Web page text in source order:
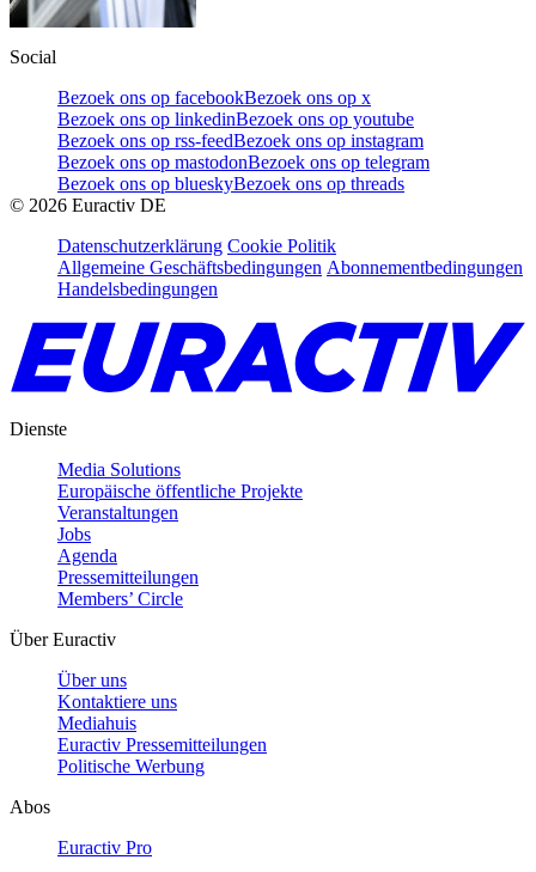
Social
Bezoek ons op facebookBezoek ons op x
Bezoek ons op linkedinBezoek ons op youtube
Bezoek ons op rss-feedBezoek ons op instagram
Bezoek ons op mastodonBezoek ons op telegram
Bezoek ons op blueskyBezoek ons op threads
© 2026 Euractiv DE
Datenschutzerklärung Cookie Politik
Allgemeine Geschäftsbedingungen Abonnementbedingungen
Handelsbedingungen
Dienste
Media Solutions
Europäische öffentliche Projekte
Veranstaltungen
Jobs
Agenda
Pressemitteilungen
Members’ Circle
Über Euractiv
Über uns
Kontaktiere uns
Mediahuis
Euractiv Pressemitteilungen
Politische Werbung
Abos
Euractiv Pro